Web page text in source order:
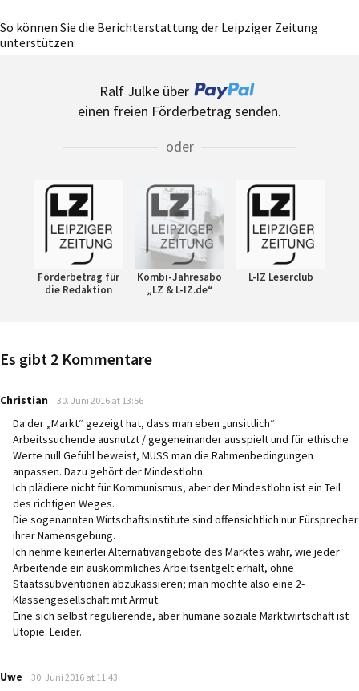
So können Sie die Berichterstattung der Leipziger Zeitung
unterstützen:
Ralf Julke über
einen freien Förderbetrag senden.
oder
Förderbetrag für
die Redaktion
Kombi-Jahresabo
„LZ & L-IZ.de“
L-IZ Leserclub
Es gibt 2 Kommentare
Christian says:
30. Juni 2016 at 13:56
Da der „Markt“ gezeigt hat, dass man eben „unsittlich“
Arbeitssuchende ausnutzt / gegeneinander ausspielt und für ethische
Werte null Gefühl beweist, MUSS man die Rahmenbedingungen
anpassen. Dazu gehört der Mindestlohn.
Ich plädiere nicht für Kommunismus, aber der Mindestlohn ist ein Teil
des richtigen Weges.
Die sogenannten Wirtschaftsinstitute sind offensichtlich nur Fürsprecher
ihrer Namensgebung.
Ich nehme keinerlei Alternativangebote des Marktes wahr, wie jeder
Arbeitende ein auskömmliches Arbeitsentgelt erhält, ohne
Staatssubventionen abzukassieren; man möchte also eine 2-
Klassengesellschaft mit Armut.
Eine sich selbst regulierende, aber humane soziale Marktwirtschaft ist
Utopie. Leider.
Uwe says:
30. Juni 2016 at 11:43